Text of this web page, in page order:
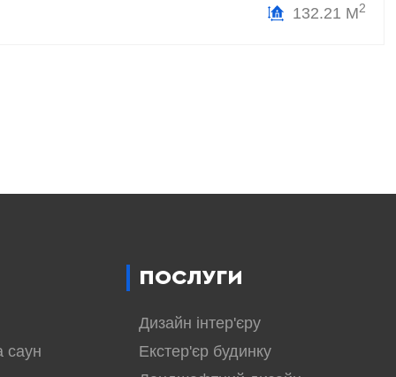
132.21 М2
саун
ПОСЛУГИ
Дизайн інтер'єру
Екстер'єр будинку